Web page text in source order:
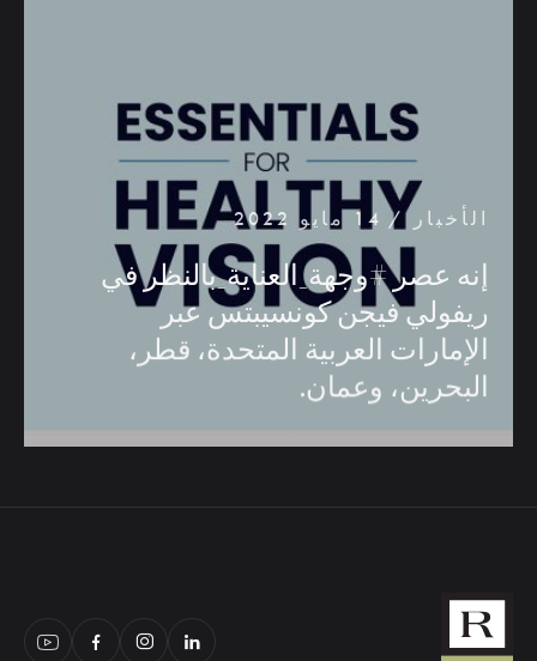
الأخبار / 14 مايو 2022
إنه عصر#وجهة_العناية_بالنظر في
ريفوليفيجنكونسيبتس عبر
الإمارات العربية المتحدة، قطر،
البحرين، وعمان.